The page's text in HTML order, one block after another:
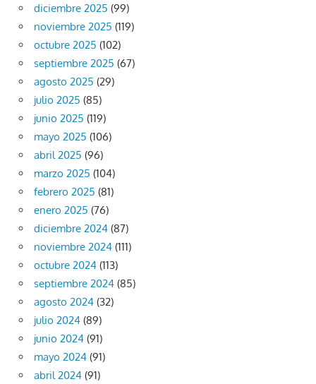
diciembre 2025 (99)
noviembre 2025 (119)
octubre 2025 (102)
septiembre 2025 (67)
agosto 2025 (29)
julio 2025 (85)
junio 2025 (119)
mayo 2025 (106)
abril 2025 (96)
marzo 2025 (104)
febrero 2025 (81)
enero 2025 (76)
diciembre 2024 (87)
noviembre 2024 (111)
octubre 2024 (113)
septiembre 2024 (85)
agosto 2024 (32)
julio 2024 (89)
junio 2024 (91)
mayo 2024 (91)
abril 2024 (91)